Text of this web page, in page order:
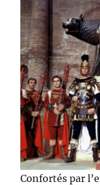
Confortés par